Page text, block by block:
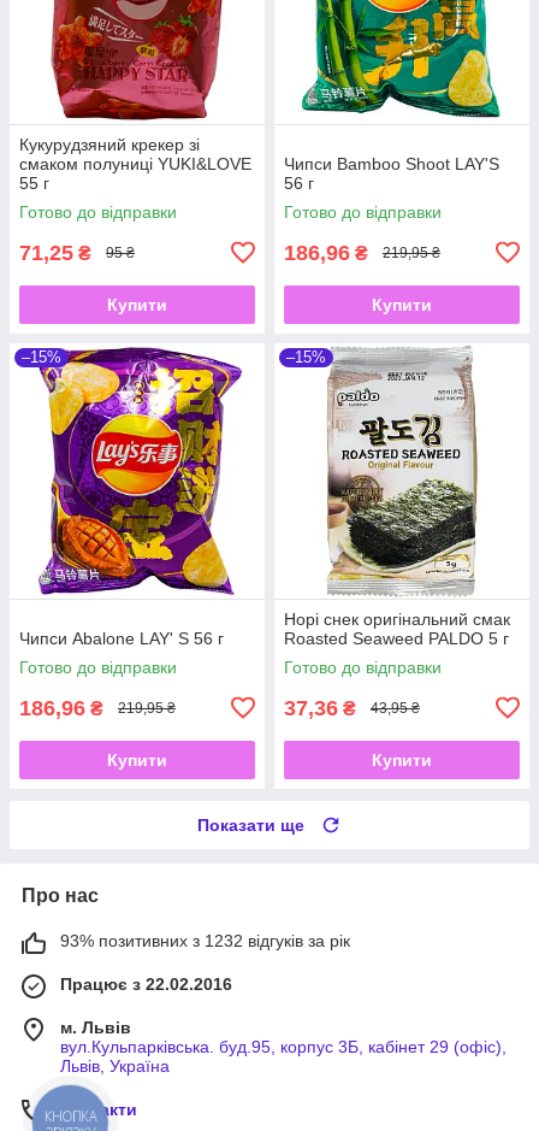
Кукурудзяний крекер зі
смаком полуниці YUKI&LOVE
55 г
Готово до відправки
71,25 ₴ 95 ₴
Купити
Чипси Bamboo Shoot LAY'S
56 г
Готово до відправки
186,96 ₴ 219,95 ₴
Купити
–15%
Чипси Abalone LAY' S 56 г
Готово до відправки
186,96 ₴ 219,95 ₴
Купити
–15%
Норі снек оригінальний смак
Roasted Seaweed PALDO 5 г
Готово до відправки
37,36 ₴ 43,95 ₴
Купити
Показати ще
Про нас
93% позитивних з 1232 відгуків за рік
Працює з 22.02.2016
м. Львів
вул.Кульпарківська. буд.95, корпус 3Б, кабінет 29 (офіс),
Львів, Україна
Контакти
КНОПКА